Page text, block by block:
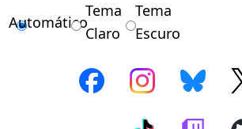
Automático
Tema
Claro
Tema
Escuro